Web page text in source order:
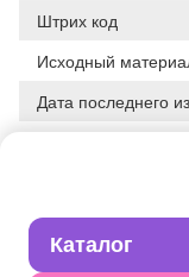
Каталог
Штрих код
Исходный
Дата последнего
Сувенир
резиновая
забавное